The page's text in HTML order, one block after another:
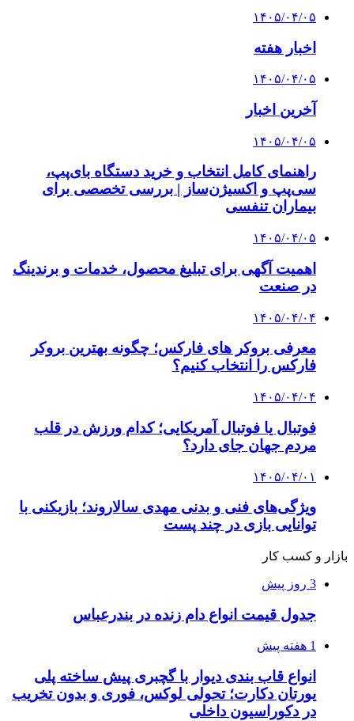
۱۴۰۵/۰۴/۰۵
اخبار هفته
۱۴۰۵/۰۴/۰۵
آخرین اخبار
۱۴۰۵/۰۴/۰۵
راهنمای کامل انتخاب و خرید دستگاه بای‌پپ،
سی‌پپ و اکسیژن‌ساز | بررسی تخصصی برای
بیماران تنفسی
۱۴۰۵/۰۴/۰۵
اهمیت آگهی برای تبلیغ محصول، خدمات و برندینگ
در صنعت
۱۴۰۵/۰۴/۰۴
معرفی بروکر های فارکس؛ چگونه بهترین بروکر
فارکس را انتخاب کنیم؟
۱۴۰۵/۰۴/۰۴
فوتبال یا فوتبال آمریکایی؛ کدام ورزش در قلب
مردم جهان جای دارد؟
۱۴۰۵/۰۴/۰۱
ویژگی‌های فنی و بدنی مهدی سالاروند؛ بازیکنی با
توانایی بازی در چند پست
بازار و کسب کار
3 روز پیش
جدول قیمت انواع دام زنده در بندرعباس
1 هفته پیش
انواع قاب بندی دیوار با گچبری پیش ساخته پلی
یورتان دکارت؛ تحولی لوکس، فوری و بدون تخریب
در دکوراسیون داخلی